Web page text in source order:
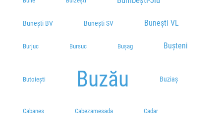
Bunești BV Bunești SV Bunești VL
Burjuc Bursuc Bușag Bușteni
Butoiești Buzău Buziaș
Cabanes Cabezamesada Cadar